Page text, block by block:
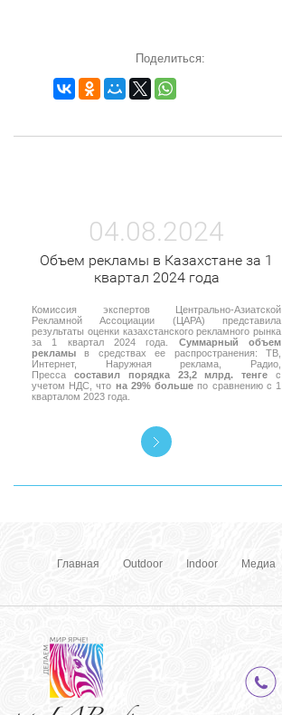
Поделиться:
04.08.2024
Объем рекламы в Казахстане за 1
квартал 2024 года
Комиссия экспертов Центрально-Азиатской
Рекламной Ассоциации (ЦАРА) представила
результаты оценки казахстанского рекламного рынка
за 1 квартал 2024 года. Суммарный объем
рекламы в средствах ее распространения: ТВ,
Интернет, Наружная реклама, Радио,
Пресса составил порядка 23,2 млрд. тенге с
учетом НДС, что на 29% больше по сравнению с 1
кварталом 2023 года.
Главная Outdoor Indoor Медиа